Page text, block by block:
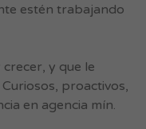
estén trabajando
y que le
proactivos,
en agencia mín.